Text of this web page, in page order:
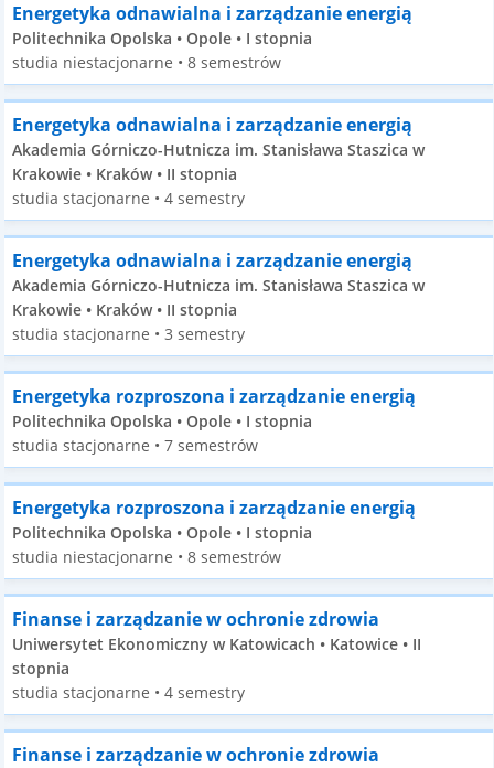
Energetyka odnawialna i zarządzanie energią
Politechnika Opolska • Opole • I stopnia
studia niestacjonarne • 8 semestrów
Energetyka odnawialna i zarządzanie energią
Akademia Górniczo-Hutnicza im. Stanisława Staszica w
Krakowie • Kraków • II stopnia
studia stacjonarne • 4 semestry
Energetyka odnawialna i zarządzanie energią
Akademia Górniczo-Hutnicza im. Stanisława Staszica w
Krakowie • Kraków • II stopnia
studia stacjonarne • 3 semestry
Energetyka rozproszona i zarządzanie energią
Politechnika Opolska • Opole • I stopnia
studia stacjonarne • 7 semestrów
Energetyka rozproszona i zarządzanie energią
Politechnika Opolska • Opole • I stopnia
studia niestacjonarne • 8 semestrów
Finanse i zarządzanie w ochronie zdrowia
Uniwersytet Ekonomiczny w Katowicach • Katowice • II
stopnia
studia stacjonarne • 4 semestry
Finanse i zarządzanie w ochronie zdrowia